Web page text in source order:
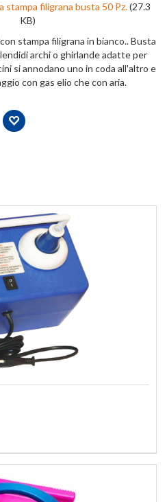
stampa filigrana busta 50 Pz.(27.3
KB)
stampa filigrana in bianco.. Busta
archi o ghirlande adatte per
si annodano uno in coda all'altro e
con gas elio che con aria.